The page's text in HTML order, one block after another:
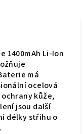
1400mAh Li-Ion
má
ocelová
kůže,
jsou další
délky střihu o